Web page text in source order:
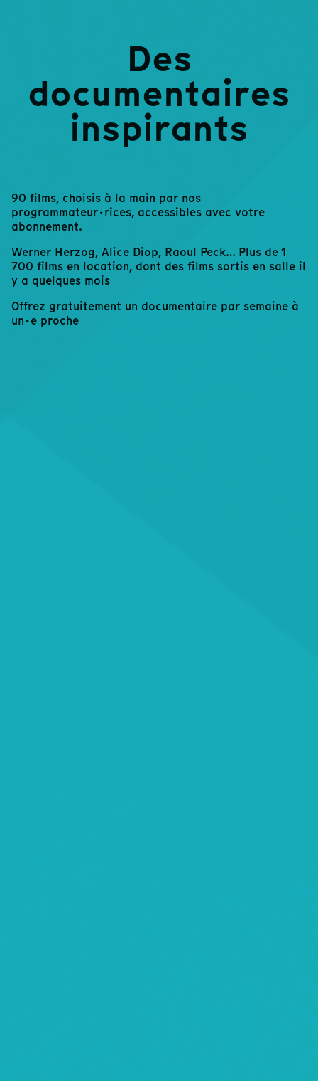
Des
documentaires
inspirants
90 films, choisis à la main par nos
programmateur·rices, accessibles avec votre
abonnement.
Werner Herzog, Alice Diop, Raoul Peck… Plus de 1
700 films en location, dont des films sortis en salle il
y a quelques mois
Offrez gratuitement un documentaire par semaine à
un·e proche